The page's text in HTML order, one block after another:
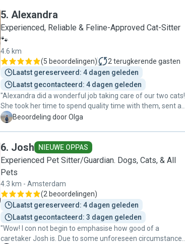
5. Alexandra
Experienced, Reliable & Feline-Approved Cat-Sitter
🐾
4.6 km
(5 beoordelingen) 2 terugkerende gasten
Laatst gereserveerd: 4 dagen geleden
Laatst gecontacteerd: 4 dagen geleden
"Alexandra did a wonderful job taking care of our two cats!
She took her time to spend quality time with them, sent a
bunch of pictures from every visit, and let me know in
recommend contacting Alexandra to be your next catsitter
;)"
O Beoordeling door Olga
6. Josh NIEUWE OPPAS
Experienced Pet Sitter/Guardian. Dogs, Cats, & All
Pets
4.3 km - Amsterdam
(2 beoordelingen)
Laatst gereserveerd: 4 dagen geleden
Laatst gecontacteerd: 3 dagen geleden
"Wow! I con not begin to emphasise how good of a
caretaker Josh is. Due to some unforeseen circumstances I